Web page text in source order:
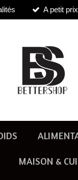
A petit prix
MAISON &